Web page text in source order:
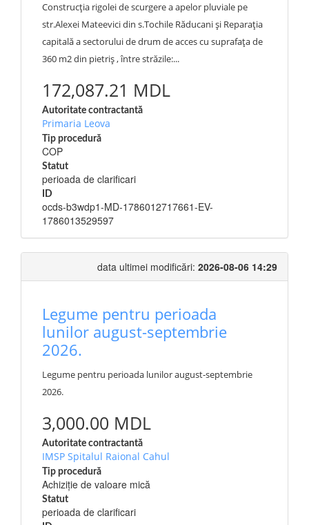
Construcția rigolei de scurgere a apelor pluviale pe
str.Alexei Mateevici din s.Tochile Răducani și Reparația
capitală a sectorului de drum de acces cu suprafața de
360 m2 din pietriș , între străzile:...
172,087.21 MDL
Autoritate contractantă
Primaria Leova
Tip procedură
COP
Statut
perioada de clarificari
ID
ocds-b3wdp1-MD-1786012717661-EV-
1786013529597
data ultimei modificări: 2026-08-06 14:29
Legume pentru perioada
lunilor august-septembrie
2026.
Legume pentru perioada lunilor august-septembrie
2026.
3,000.00 MDL
Autoritate contractantă
IMSP Spitalul Raional Cahul
Tip procedură
Achiziție de valoare mică
Statut
perioada de clarificari